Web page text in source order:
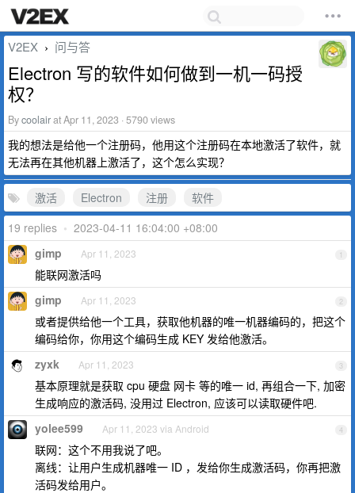
V2EX › 问与答
Electron 写的软件如何做到一机一码授
权？
Bycoolairat Apr 11, 2023 · 5790 views
我的想法是给他一个注册码，他用这个注册码在本地激活了软件，就
无法再在其他机器上激活了，这个怎么实现？
激活 Electron 注册
软件
19 replies • 2023-04-11 16:04:00 +08:00
1
gimp Apr 11, 2023
能联网激活吗
2
gimp Apr 11, 2023
或者提供给他一个工具，获取他机器的唯一机器编码的，把这个
编码给你，你用这个编码生成 KEY 发给他激活。
3
zyxk Apr 11, 2023
基本原理就是获取 cpu 硬盘 网卡 等的唯一 id, 再组合一下, 加密
生成响应的激活码, 没用过 Electron, 应该可以读取硬件吧.
4
yolee599 Apr 11, 2023 via Android
联网：这个不用我说了吧。
离线：让用户生成机器唯一 ID ，发给你生成激活码，你再把激
活码发给用户。